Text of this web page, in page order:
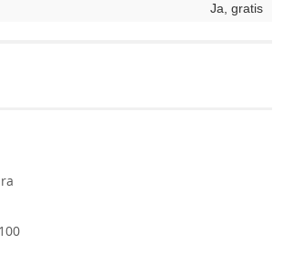
Ja, gratis